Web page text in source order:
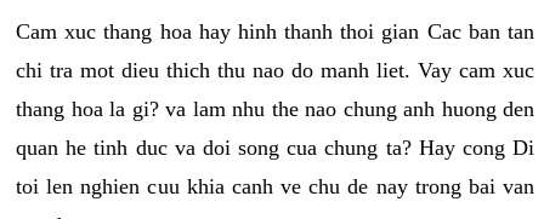
Cam xuc thang hoa hay hinh thanh thoi gian Cac ban tan
chi tra mot dieu thich thu nao do manh liet. Vay cam xuc
thang hoa la gi? va lam nhu the nao chung anh huong den
quan he tinh duc va doi song cua chung ta? Hay cong Di
toi len nghien cuu khia canh ve chu de nay trong bai van